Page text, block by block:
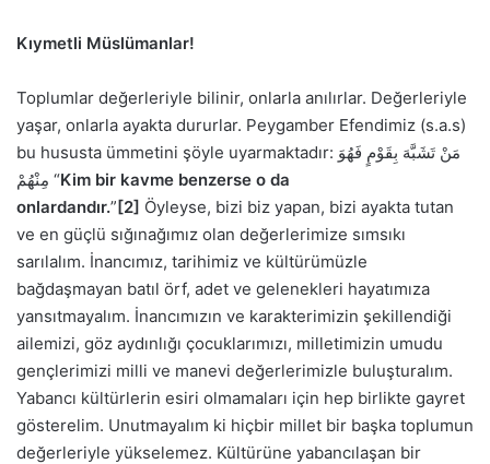
Kıymetli Müslümanlar!
Toplumlar değerleriyle bilinir, onlarla anılırlar. Değerleriyle
yaşar, onlarla ayakta dururlar. Peygamber Efendimiz (s.a.s)
bu hususta ümmetini şöyle uyarmaktadır: مَنْ تَشَبَّهَ بِقَوْمٍ فَهُوَ
مِنْهُمْ “Kim bir kavme benzerse o da
onlardandır.”[2] Öyleyse, bizi biz yapan, bizi ayakta tutan
ve en güçlü sığınağımız olan değerlerimize sımsıkı
sarılalım. İnancımız, tarihimiz ve kültürümüzle
bağdaşmayan batıl örf, adet ve gelenekleri hayatımıza
yansıtmayalım. İnancımızın ve karakterimizin şekillendiği
ailemizi, göz aydınlığı çocuklarımızı, milletimizin umudu
gençlerimizi milli ve manevi değerlerimizle buluşturalım.
Yabancı kültürlerin esiri olmamaları için hep birlikte gayret
gösterelim. Unutmayalım ki hiçbir millet bir başka toplumun
değerleriyle yükselemez. Kültürüne yabancılaşan bir